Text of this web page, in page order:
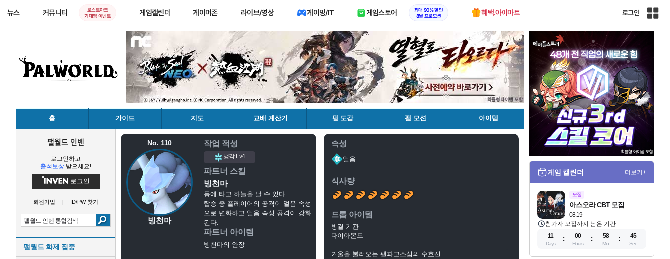
뉴스 커뮤니티
로스트아크
기대평 이벤트
게임캘린더 게이머존 라이브/영상 게이밍/IT 게임스토어
최대 90% 할인
8월 프로모션
혜택.아이마트 로그인
인
홈 가이드 지도 교배 계산기 팰 도감 팰 모션 아이템
팰월드 인벤
로그인하고
출석보상 받으세요!
로그인
회원가입 ID/PW 찾기
팰월드 화제 집중
No. 110
빙천마
작업 적성
냉각 Lv4
파트너 스킬
빙천마
등에 타고 하늘을 날 수 있다.
탑승 중 플레이어의 공격이 얼음 속성
으로 변화하고 얼음 속성 공격이 강화
된다.
파트너 아이템
빙천마의 안장
속성
얼음
식사량
드롭 아이템
빙결 기관
다이아몬드
겨울을 불러오는 팰파고스섬의 수호신.
게임 캘린더 더보기+
모집
08.19
아스오라 CBT 모집
참가자 모집까지 남은 기간
11
Days
00
Hours
58
Min
45
Sec